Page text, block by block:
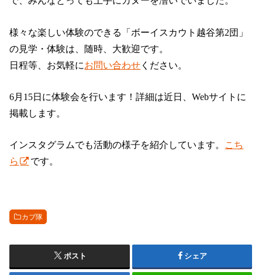
様々な楽しい体験のできる「ボーイスカウト越谷第2団」
の見学・体験は、随時、大歓迎です。
日程等、お気軽にお問い合わせ ください。
6月15日に体験会を行います！詳細は近日、Webサイトに
掲載します。
インスタグラムでも活動の様子を紹介しています。 こち
ら
です。
カブ隊
ポスト シェア